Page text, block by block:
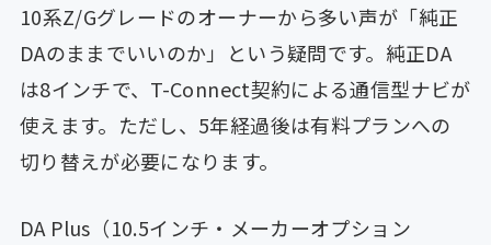
10系Z/Gグレードのオーナーから多い声が「純正
DAのままでいいのか」という疑問です。純正DA
は8インチで、T-Connect契約による通信型ナビが
使えます。ただし、5年経過後は有料プランへの
切り替えが必要になります。
DA Plus（10.5インチ・メーカーオプション